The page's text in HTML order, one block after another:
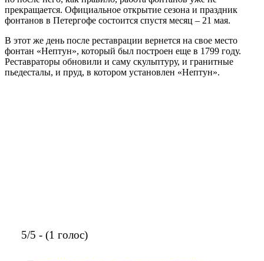
прекращается. Официальное открытие сезона и праздник
фонтанов в Петергофе состоится спустя месяц – 21 мая.
В этот же день после реставрации вернется на свое место
фонтан «Нептун», который был построен еще в 1799 году.
Реставраторы обновили и саму скульптуру, и гранитные
пьедесталы, и пруд, в котором установлен «Нептун».
5/5 - (1 голос)